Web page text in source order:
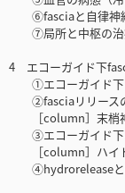
⑥fasciaと自律神
⑦局所と中枢の治
4 エコーガイド下
①エコーガイド下
②fasciaリリース
［column］末梢
③エコーガイド下
［column］ハイド
④hydroreleaseと